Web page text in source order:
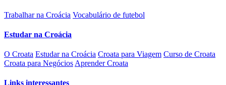
Trabalhar na Croácia Vocabulário de futebol
Estudar na Croácia
O Croata Estudar na Croácia Croata para Viagem Curso de Croata
Croata para Negócios Aprender Croata
Links interessantes